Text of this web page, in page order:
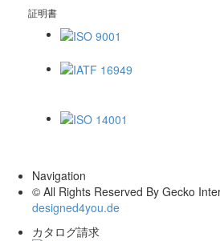
証明書
Navigation
© All Rights Reserved By Gecko
designed4you.de
カタログ請求